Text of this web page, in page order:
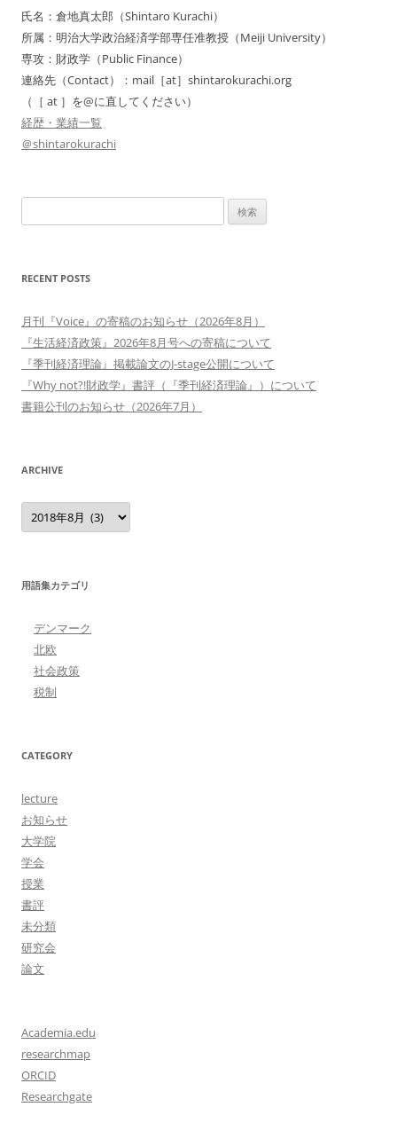
氏名：倉地真太郎（Shintaro Kurachi）
所属：明治大学政治経済学部専任准教授（Meiji University）
専攻：財政学（Public Finance）
連絡先（Contact）：mail［at］shintarokurachi.org
（［ at ］を@に直してください）
経歴・業績一覧
＠shintarokurachi
索:
RECENT POSTS
月刊『Voice』の寄稿のお知らせ（2026年8月）
『生活経済政策』2026年8月号への寄稿について
『季刊経済理論』掲載論文のJ-stage公開について
『Why not?!財政学』書評（『季刊経済理論』）について
書籍公刊のお知らせ（2026年7月）
ARCHIVE
Archive
用語集カテゴリ
デンマーク
北欧
社会政策
税制
CATEGORY
lecture
お知らせ
大学院
学会
授業
書評
未分類
研究会
論文
Academia.edu
researchmap
ORCID
Researchgate